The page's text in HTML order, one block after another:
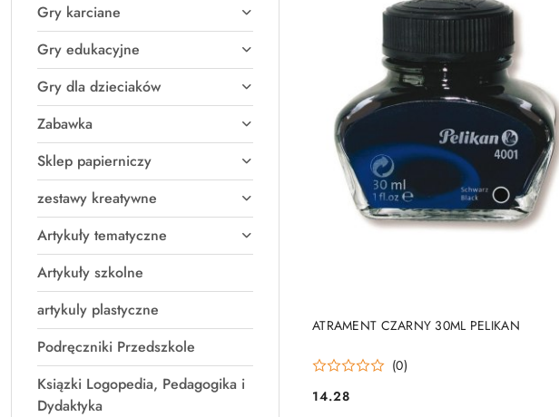
Gry karciane
Gry edukacyjne
Gry dla dzieciaków
Zabawka
Sklep papierniczy
zestawy kreatywne
Artykuły tematyczne
Artykuły szkolne
artykuly plastyczne
Podręczniki Przedszkole
Ksiązki Logopedia, Pedagogika i
Dydaktyka
ATRAMENT CZARNY 30ML PELIKAN
(0)
Cena:
14.28
PRODUKT NIEDOSTĘPNY